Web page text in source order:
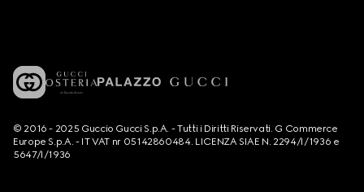
© 2016 - 2025 Guccio Gucci S.p.A. - Tutti i Diritti Riservati. G Commerce
Europe S.p.A. - IT VAT nr 05142860484. LICENZA SIAE N. 2294/I/1936 e
5647/I/1936